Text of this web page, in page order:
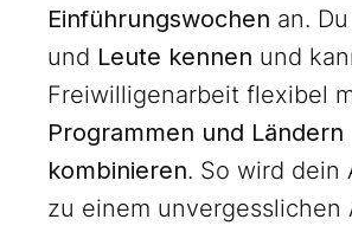
Einführungswochen an.
und Leute kennen und
Freiwilligenarbeit flexibel
Programmen und Ländern
kombinieren. So wird dein
zu einem unvergesslichen